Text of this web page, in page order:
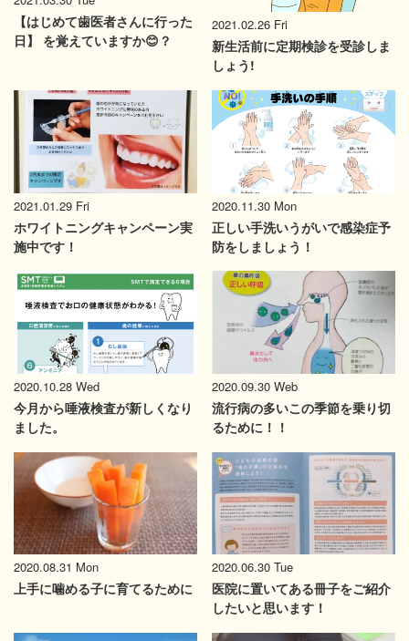
【はじめて歯医者さんに行った
日】 を覚えていますか😊？
2021.02.26 Fri
新生活前に定期検診を受診しま
しょう!
2021.01.29 Fri
ホワイトニングキャンペーン実
施中です！
2020.11.30 Mon
正しい手洗いうがいで感染症予
防をしましょう！
2020.10.28 Wed
今月から唾液検査が新しくなり
ました。
2020.09.30 Web
流行病の多いこの季節を乗り切
るために！！
2020.08.31 Mon
上手に噛める子に育てるために
2020.06.30 Tue
医院に置いてある冊子をご紹介
したいと思います！